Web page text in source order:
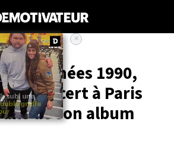
Musique
des années 1990,
concert à Paris
de son album
×